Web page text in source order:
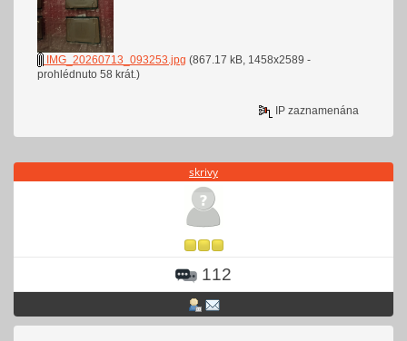
IMG_20260713_093253.jpg (867.17 kB, 1458x2589 -
prohlédnuto 58 krát.)
IP zaznamenána
skrivy
112